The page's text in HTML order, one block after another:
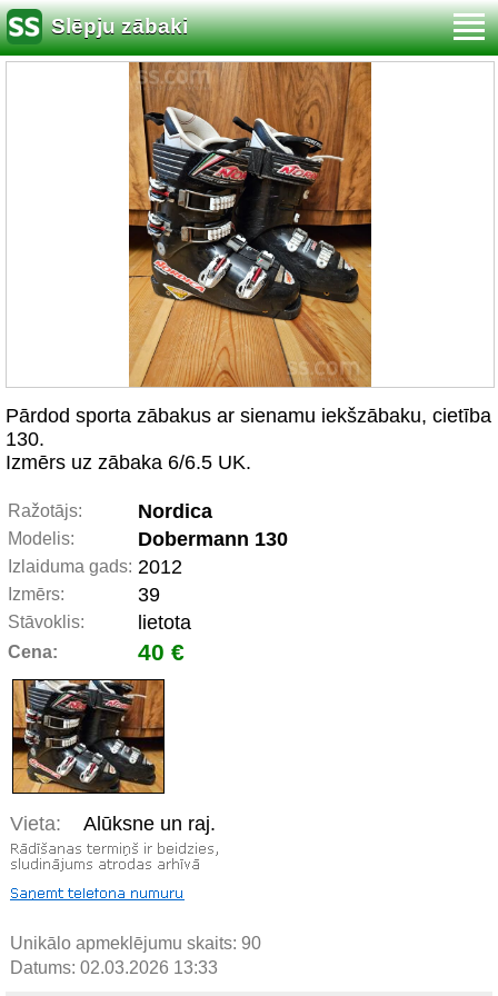
Slēpju zābaki
Pārdod sporta zābakus ar sienamu iekšzābaku, cietība
130.
Izmērs uz zābaka 6/6.5 UK.
Ražotājs: Nordica
Modelis: Dobermann 130
Izlaiduma gads: 2012
Izmērs: 39
Stāvoklis: lietota
Cena: 40 €
Vieta: Alūksne un raj.
Unikālo apmeklējumu skaits: 90
Datums: 02.03.2026 13:33